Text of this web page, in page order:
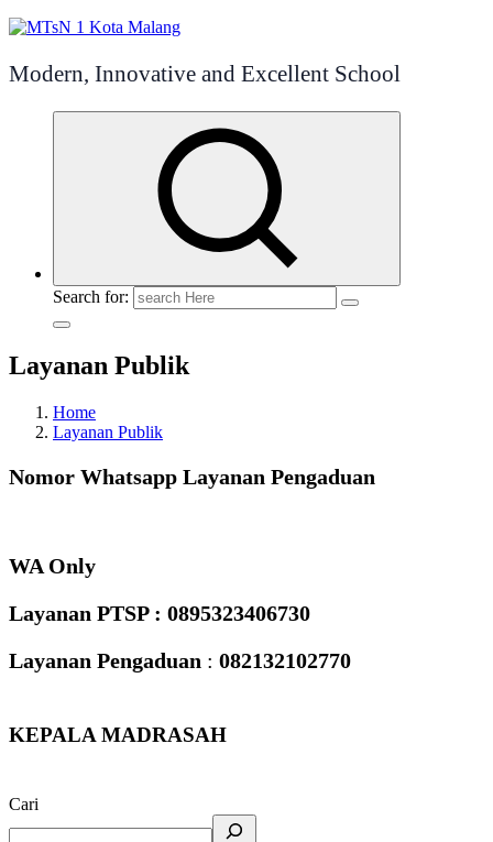
Modern, Innovative and Excellent School
Search for:
Layanan Publik
Home
Layanan Publik
Nomor Whatsapp Layanan Pengaduan
WA Only
Layanan PTSP : 0895323406730
Layanan Pengaduan : 082132102770
KEPALA MADRASAH
Cari